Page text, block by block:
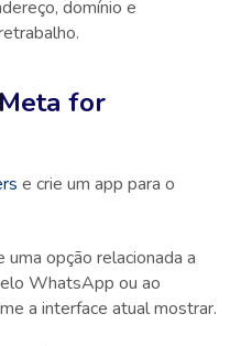
domínio e
for
e crie um app para o
uma opção relacionada a
WhatsApp ou ao
a interface atual mostrar.